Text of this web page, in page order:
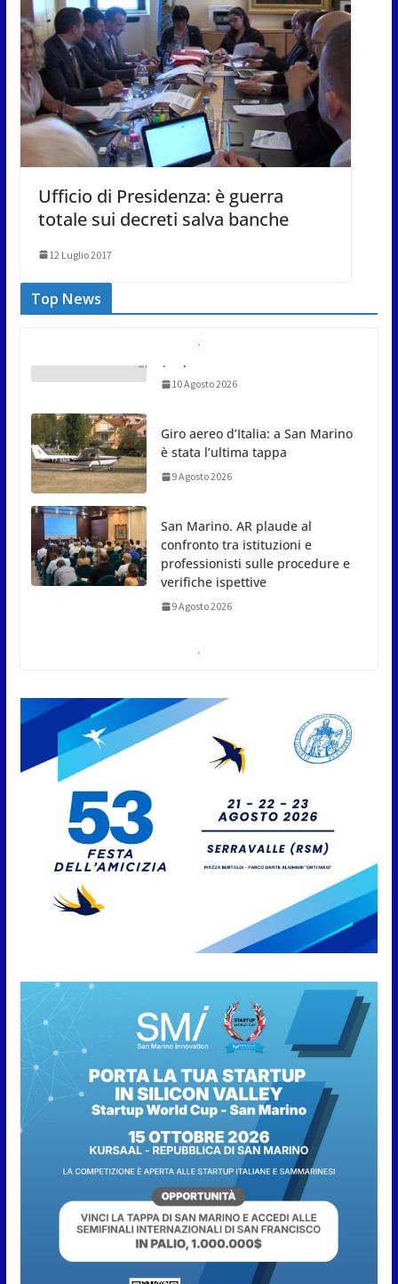
Ufficio di Presidenza: è guerra
totale sui decreti salva banche
12 Luglio 2017
Top News
Giro aereo d’Italia: a San Marino
9 Agosto 2026
San Marino. AR plaude al
verifiche ispettive
9 Agosto 2026
Pioggia e grandine a Fanano. Allagata caserma dei
San Marino. Il PS sulle istanze
d’arengo: o si approvano o si
respingono, adesso invece si
manipolano
News da Rimini e Circondario.
Tommaso | Investito sui binari
| “Spostare il Ceis”